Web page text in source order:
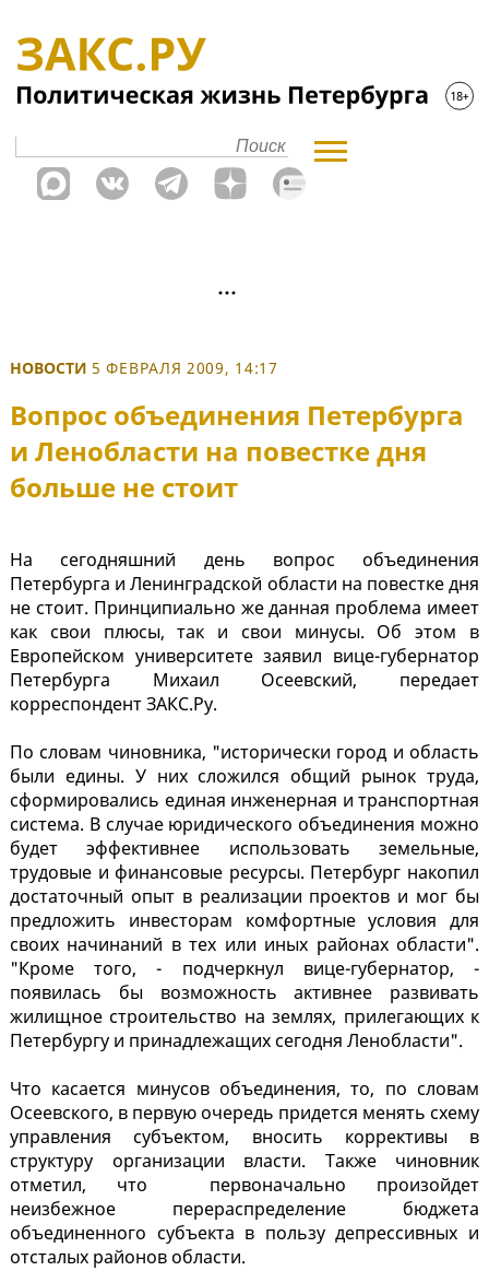
НОВОСТИ 5 ФЕВРАЛЯ 2009, 14:17
Вопрос объединения Петербурга
и Ленобласти на повестке дня
больше не стоит
На сегодняшний день вопрос объединения
Петербурга и Ленинградской области на повестке дня
не стоит. Принципиально же данная проблема имеет
как свои плюсы, так и свои минусы. Об этом в
Европейском университете заявил вице-губернатор
Петербурга Михаил Осеевский, передает
корреспондент ЗАКС.Ру.
По словам чиновника, "исторически город и область
были едины. У них сложился общий рынок труда,
сформировались единая инженерная и транспортная
система. В случае юридического объединения можно
будет эффективнее использовать земельные,
трудовые и финансовые ресурсы. Петербург накопил
достаточный опыт в реализации проектов и мог бы
предложить инвесторам комфортные условия для
своих начинаний в тех или иных районах области".
"Кроме того, - подчеркнул вице-губернатор, -
появилась бы возможность активнее развивать
жилищное строительство на землях, прилегающих к
Петербургу и принадлежащих сегодня Ленобласти".
Что касается минусов объединения, то, по словам
Осеевского, в первую очередь придется менять схему
управления субъектом, вносить коррективы в
структуру организации власти. Также чиновник
отметил, что первоначально произойдет
неизбежное перераспределение бюджета
объединенного субъекта в пользу депрессивных и
отсталых районов области.